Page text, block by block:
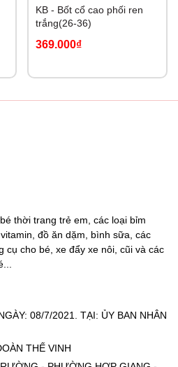
KB - Bốt cổ cao phối ren
trắng(26-36)
369.000₫
thời trang trẻ em, các loại bỉm
đồ ăn dặm, bình sữa, các
cụ cho bé, xe đẩy xe nôi, cũi và các
08/7/2021. TẠI: ỦY BAN NHÂN
THẾ VINH